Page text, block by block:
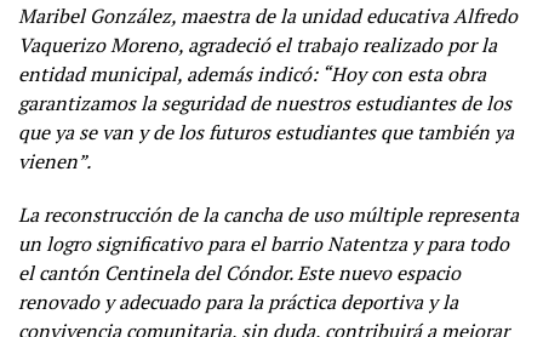
Maribel González, maestra de la unidad educativa Alfredo
Vaquerizo Moreno, agradeció el trabajo realizado por la
entidad municipal, además indicó: “Hoy con esta obra
garantizamos la seguridad de nuestros estudiantes de los
que ya se van y de los futuros estudiantes que también ya
vienen”.
La reconstrucción de la cancha de uso múltiple representa
un logro significativo para el barrio Natentza y para todo
el cantón Centinela del Cóndor. Este nuevo espacio
renovado y adecuado para la práctica deportiva y la
convivencia comunitaria, sin duda, contribuirá a mejorar